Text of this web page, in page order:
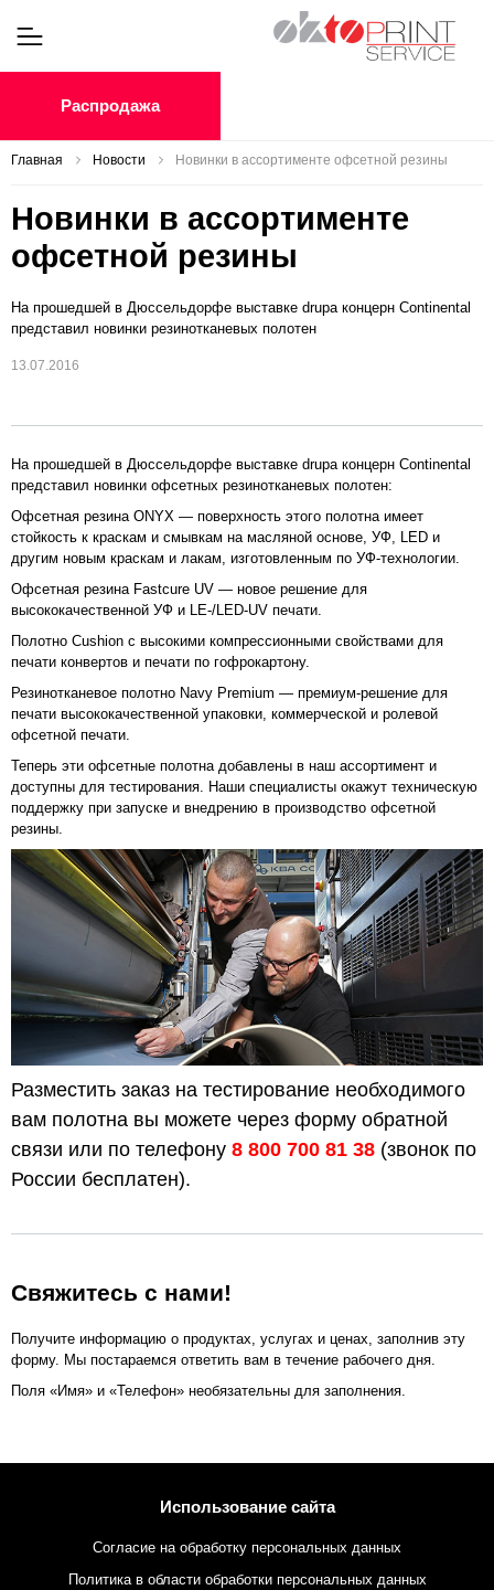
Распродажа
Главная Новости Новинки в ассортименте офсетной резины
Новинки в ассортименте
офсетной резины
На прошедшей в Дюссельдорфе выставке drupa концерн Continental
представил новинки резинотканевых полотен
13.07.2016
На прошедшей в Дюссельдорфе выставке drupa концерн Continental
представил новинки офсетных резинотканевых полотен:
Офсетная резина ONYX — поверхность этого полотна имеет
стойкость к краскам и смывкам на масляной основе, УФ, LED и
другим новым краскам и лакам, изготовленным по УФ-технологии.
Офсетная резина Fastcure UV — новое решение для
высококачественной УФ и LE-/LED-UV печати.
Полотно Cushion с высокими компрессионными свойствами для
печати конвертов и печати по гофрокартону.
Резинотканевое полотно Navy Premium — премиум-решение для
печати высококачественной упаковки, коммерческой и ролевой
офсетной печати.
Теперь эти офсетные полотна добавлены в наш ассортимент и
доступны для тестирования. Наши специалисты окажут техническую
поддержку при запуске и внедрению в производство офсетной
резины.
Разместить заказ на тестирование необходимого
вам полотна вы можете через форму обратной
связи или по телефону 8 800 700 81 38 (звонок по
России бесплатен).
Свяжитесь с нами!
Получите информацию о продуктах, услугах и ценах, заполнив эту
форму. Мы постараемся ответить вам в течение рабочего дня.
Поля «Имя» и «Телефон» необязательны для заполнения.
Использование сайта
Согласие на обработку персональных данных
Политика в области обработки персональных данных